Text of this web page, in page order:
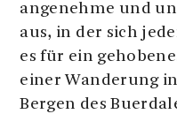
angenehme und
aus, in der sich
es für ein
einer Wanderung
Bergen des